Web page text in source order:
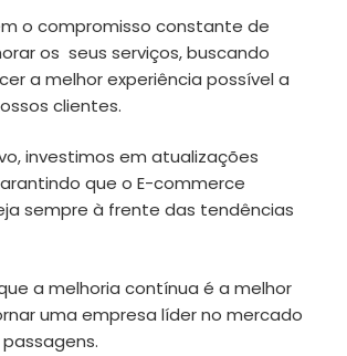
o compromisso constante de
os seus serviços, buscando
a melhor experiência possível a
clientes.
investimos em atualizações
que o E-commerce
sempre à frente das tendências
a melhoria contínua é a melhor
uma empresa líder no mercado